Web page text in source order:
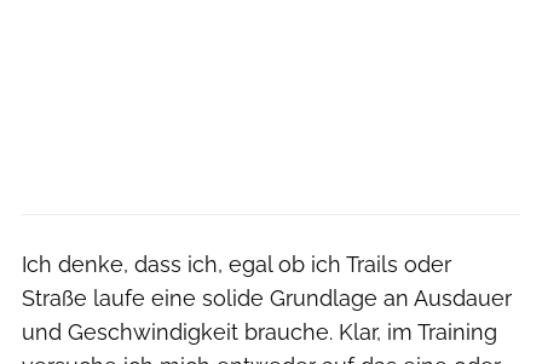
Ich denke, dass ich, egal ob ich Trails oder
Straße laufe eine solide Grundlage an Ausdauer
und Geschwindigkeit brauche. Klar, im Training